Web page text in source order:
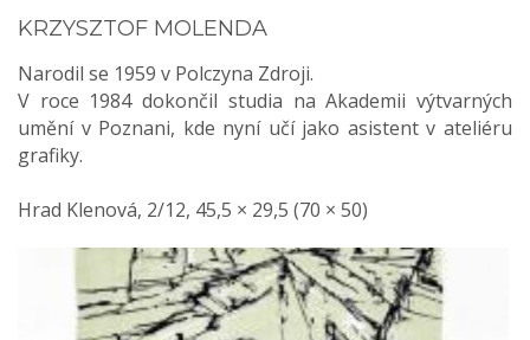
KRZYSZTOF MOLENDA
Narodil se 1959 v Polczyna Zdroji.
V roce 1984 dokončil studia na Akademii výtvarných
umění v Poznani, kde nyní učí jako asistent v ateliéru
grafiky.
Hrad Klenová, 2/12, 45,5 × 29,5 (70 × 50)